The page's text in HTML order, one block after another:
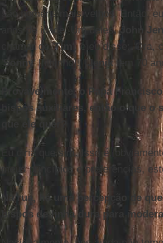
são homens mais velhos. Então,
anos de idade. Um deles,John
chamar de 'Tim
', e eu disse: 'Ora,
Sonny' [filhinho]!' [Jeniktem 70
Provavelmente, o Papa
bispos auxiliares, então o que
que ele quer?
Eu diria que sim. Isso é,
meus princípios e preferências,
Na rua, há uma percepção de
bispos de linha dura para